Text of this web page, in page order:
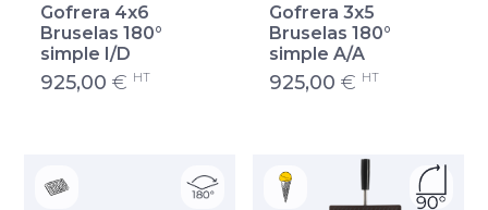
Gofrera 4x6
Bruselas 180°
simple I/D
925,00 € HT
Gofrera 3x5
Bruselas 180°
simple A/A
925,00 € HT